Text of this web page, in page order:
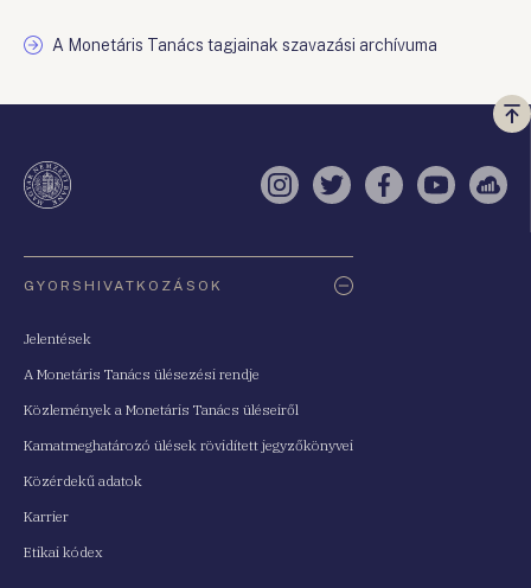
A Monetáris Tanács tagjainak szavazási archívuma
a
Instagram
TwitterFacebook
YouTube
GYORSHIVATKOZÁSOK
Jelentések
A Monetáris Tanács ülésezési rendje
Közlemények a Monetáris Tanács üléseiről
Kamatmeghatározó ülések rövidített jegyzőkönyvei
Közérdekű adatok
Karrier
Etikai kódex